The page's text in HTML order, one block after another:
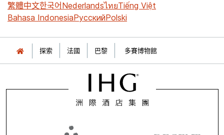
繁體中文한국어 NederlandsไทยTiếng Việt
Bahasa IndonesiaРусскийPolski
探索 法國 巴黎 多賽博物館